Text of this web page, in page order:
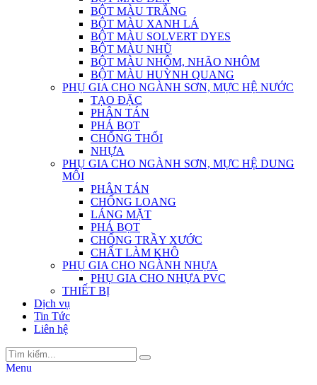
BỘT MÀU TRẮNG
BỘT MÀU XANH LÁ
BỘT MÀU SOLVERT DYES
BỘT MÀU NHŨ
BỘT MÀU NHÔM, NHÃO NHÔM
BỘT MÀU HUỲNH QUANG
PHỤ GIA CHO NGÀNH SƠN, MỰC HỆ NƯỚC
TẠO ĐẶC
PHÂN TÁN
PHÁ BỌT
CHỐNG THỐI
NHỰA
PHỤ GIA CHO NGÀNH SƠN, MỰC HỆ DUNG
MÔI
PHÂN TÁN
CHỐNG LOANG
LÁNG MẶT
PHÁ BỌT
CHỐNG TRẦY XƯỚC
CHẤT LÀM KHÔ
PHỤ GIA CHO NGÀNH NHỰA
PHỤ GIA CHO NHỰA PVC
THIẾT BỊ
Dịch vụ
Tin Tức
Liên hệ
Menu